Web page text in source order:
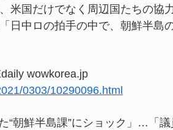
米国だけでなく周辺国たちの協
日中ロの拍手の中で、朝鮮半島
wowkorea.jp
0303/10290096.html